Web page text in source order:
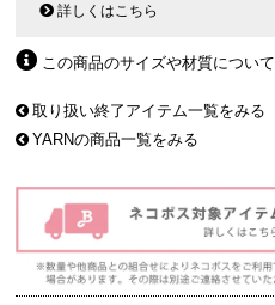
詳しくはこちら
この商品のサイズや材質について
取り扱い終了アイテム一覧をみる
YARNの商品一覧をみる